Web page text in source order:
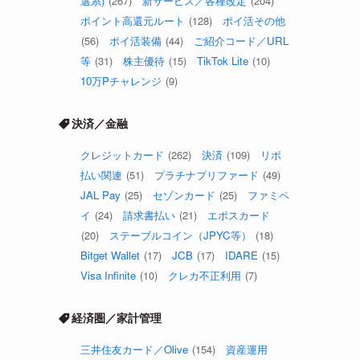
ポイント高還元ルート (128)
ポイ活その他
(56)
ポイ活装備 (44)
ご紹介コード／URL
等 (31) 株主優待 (15) TikTok Lite (10)
10万Pチャレンジ (9)
決済／金融
クレジットカード (262) 決済 (109)
リボ
払い関連 (51) プラチナプリファード (49)
JAL Pay (25) セゾンカード (25)
ファミペ
イ (24) 請求書払い (21)
エポスカード
(20)
ステーブルコイン（JPYC等）
(18)
Bitget Wallet (17) JCB (17) IDARE (15)
Visa Infinite (10) クレカ不正利用 (7)
経済圏／家計管理
三井住友カード／Olive (154) 資産運用